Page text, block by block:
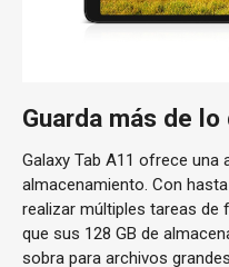
Guarda más de lo
Galaxy Tab A11 ofrece una
almacenamiento. Con
realizar múltiples tareas de
que sus 128 GB de
sobra para archivos